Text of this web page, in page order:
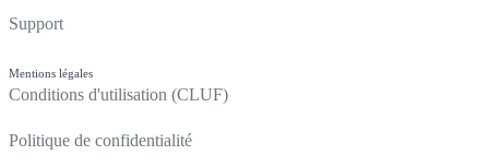
Support
Mentions légales
Conditions d'utilisation (CLUF)
Politique de confidentialité